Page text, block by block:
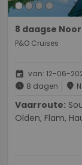
8 daagse
P&O Cruises
event van: 12-06-
schedule 8 dagen place
Vaarroute:
Olden, Flam,